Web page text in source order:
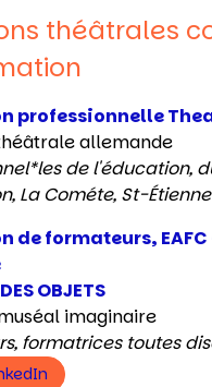
théâtrales
professionnelle
allemande
de l'éducation,
La Cométe, St-Étienne
de formateurs,
OBJETS
imaginaire
formatrices toutes